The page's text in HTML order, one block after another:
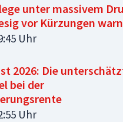
unter massivem
vor Kürzungen
Uhr
2026: Die
bei der
Uhr